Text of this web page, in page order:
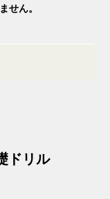
せん。
ドリル